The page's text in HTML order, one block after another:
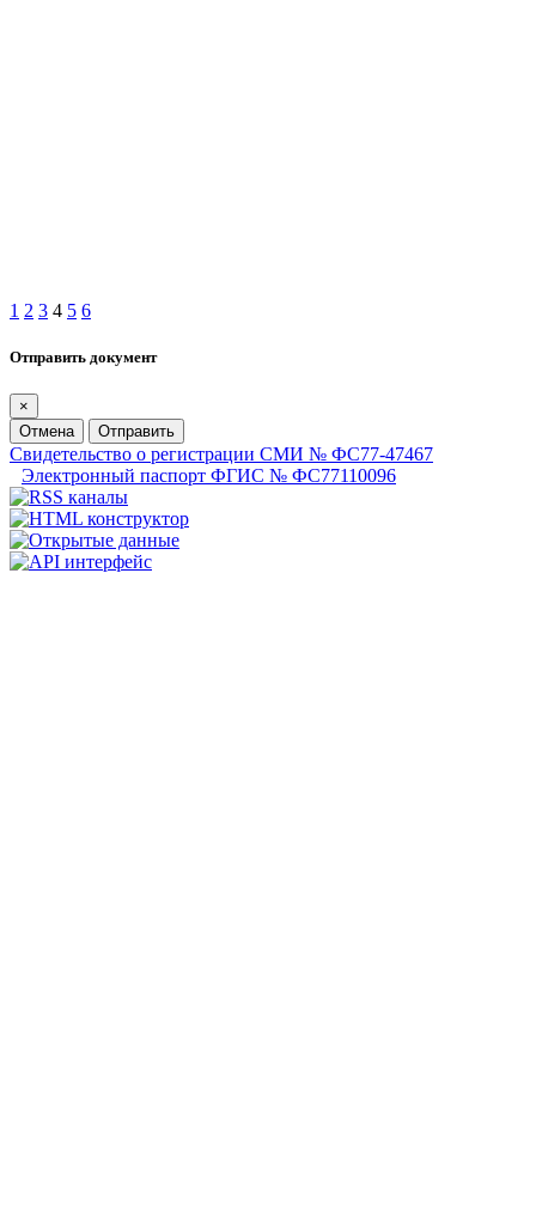
1 2 3 4 5 6
Отправить документ
×
Отмена
Отправить
Свидетельство о регистрации СМИ № ФС77-47467
Электронный паспорт ФГИС № ФС77110096